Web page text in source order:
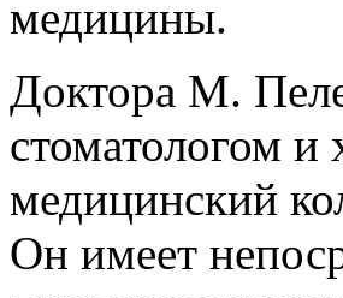
медицины.
Доктора М.
стоматологом
медицинский
Он имеет